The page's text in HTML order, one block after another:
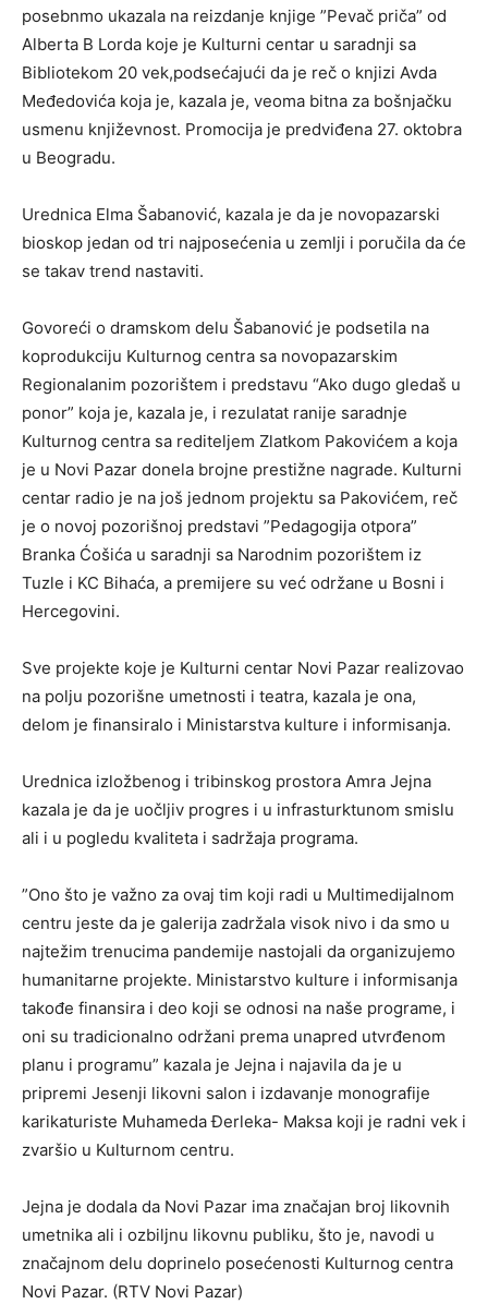
posebnmo ukazala na reizdanje knjige ”Pevač priča” od
Alberta B Lorda koje je Kulturni centar u saradnji sa
Bibliotekom 20 vek,podsećajući da je reč o knjizi Avda
Međedovića koja je, kazala je, veoma bitna za bošnjačku
usmenu književnost. Promocija je predviđena 27. oktobra
u Beogradu.
Urednica Elma Šabanović, kazala je da je novopazarski
bioskop jedan od tri najposećenia u zemlji i poručila da će
se takav trend nastaviti.
Govoreći o dramskom delu Šabanović je podsetila na
koprodukciju Kulturnog centra sa novopazarskim
Regionalanim pozorištem i predstavu “Ako dugo gledaš u
ponor” koja je, kazala je, i rezulatat ranije saradnje
Kulturnog centra sa rediteljem Zlatkom Pakovićem a koja
je u Novi Pazar donela brojne prestižne nagrade. Kulturni
centar radio je na još jednom projektu sa Pakovićem, reč
je o novoj pozorišnoj predstavi ”Pedagogija otpora”
Branka Ćošića u saradnji sa Narodnim pozorištem iz
Tuzle i KC Bihaća, a premijere su već održane u Bosni i
Hercegovini.
Sve projekte koje je Kulturni centar Novi Pazar realizovao
na polju pozorišne umetnosti i teatra, kazala je ona,
delom je finansiralo i Ministarstva kulture i informisanja.
Urednica izložbenog i tribinskog prostora Amra Jejna
kazala je da je uočljiv progres i u infrasturktunom smislu
ali i u pogledu kvaliteta i sadržaja programa.
”Ono što je važno za ovaj tim koji radi u Multimedijalnom
centru jeste da je galerija zadržala visok nivo i da smo u
najtežim trenucima pandemije nastojali da organizujemo
humanitarne projekte. Ministarstvo kulture i informisanja
takođe finansira i deo koji se odnosi na naše programe, i
oni su tradicionalno održani prema unapred utvrđenom
planu i programu” kazala je Jejna i najavila da je u
pripremi Jesenji likovni salon i izdavanje monografije
karikaturiste Muhameda Đerleka- Maksa koji je radni vek i
zvaršio u Kulturnom centru.
Jejna je dodala da Novi Pazar ima značajan broj likovnih
umetnika ali i ozbiljnu likovnu publiku, što je, navodi u
značajnom delu doprinelo posećenosti Kulturnog centra
Novi Pazar. (RTV Novi Pazar)